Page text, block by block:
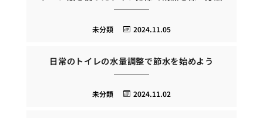
2024.11.05
未分類
日常のトイレの水量調整で節水を始めよう
2024.11.02
未分類